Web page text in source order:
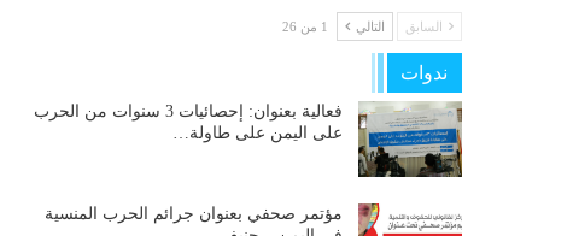
السابق التالي 1 من 26
ندوات
فعالية بعنوان: إحصائيات 3 سنوات من الحرب
على اليمن على طاولة…
مؤتمر صحفي بعنوان جرائم الحرب المنسية